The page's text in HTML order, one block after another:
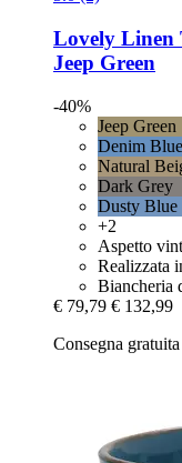
Lovely Linen
Jeep Green
-40%
Jeep Green
Denim Blue
Natural
Dark Grey
Dusty Blue
+2
Aspetto
Realizzata
Biancheria
€ 79,79 € 132,99
Consegna